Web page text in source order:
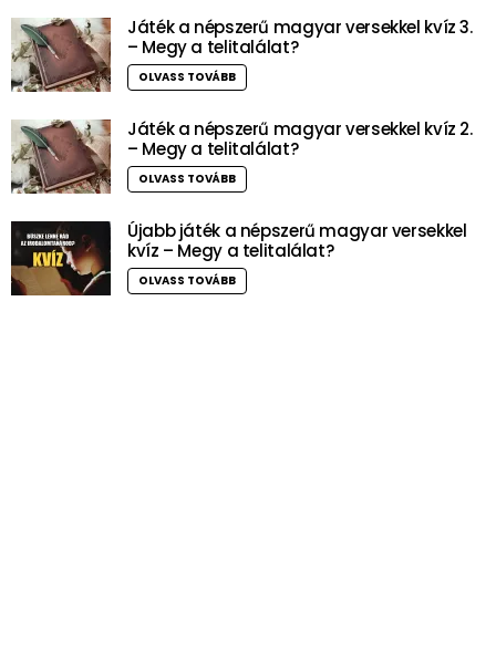
Játék a népszerű magyar versekkel kvíz 3.
– Megy a telitalálat?
OLVASS TOVÁBB
Játék a népszerű magyar versekkel kvíz 2.
– Megy a telitalálat?
OLVASS TOVÁBB
Újabb játék a népszerű magyar versekkel
kvíz – Megy a telitalálat?
OLVASS TOVÁBB